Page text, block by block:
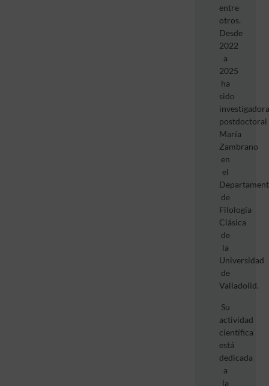
entre
otros.
Desde
2022
a
2025
ha
sido
investigadora
postdoctoral
María
Zambrano
en
el
de
Filología
Clásica
de
la
Universidad
de
Valladolid.
Su
actividad
científica
está
dedicada
a
la